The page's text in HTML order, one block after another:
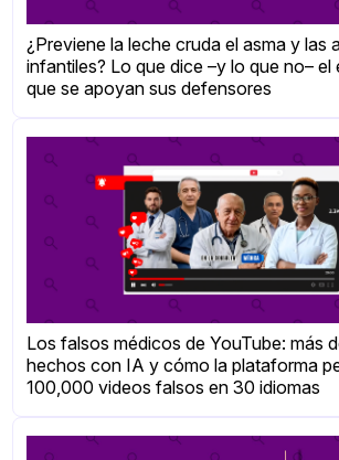
¿Previene la leche cruda el asma y las
infantiles? Lo que dice –y lo que no– el
que se apoyan sus defensores
Los falsos médicos de YouTube: más
hechos con IA y cómo la plataforma
100,000 videos falsos en 30 idiomas